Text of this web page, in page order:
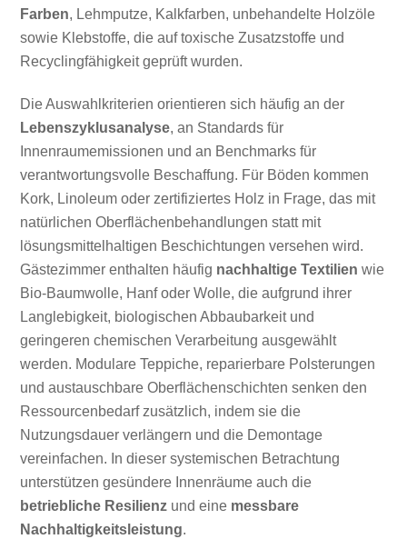
Farben, Lehmputze, Kalkfarben, unbehandelte Holzöle
sowie Klebstoffe, die auf toxische Zusatzstoffe und
Recyclingfähigkeit geprüft wurden.
Die Auswahlkriterien orientieren sich häufig an der
Lebenszyklusanalyse, an Standards für
Innenraumemissionen und an Benchmarks für
verantwortungsvolle Beschaffung. Für Böden kommen
Kork, Linoleum oder zertifiziertes Holz in Frage, das mit
natürlichen Oberflächenbehandlungen statt mit
lösungsmittelhaltigen Beschichtungen versehen wird.
Gästezimmer enthalten häufig nachhaltige Textilien wie
Bio-Baumwolle, Hanf oder Wolle, die aufgrund ihrer
Langlebigkeit, biologischen Abbaubarkeit und
geringeren chemischen Verarbeitung ausgewählt
werden. Modulare Teppiche, reparierbare Polsterungen
und austauschbare Oberflächenschichten senken den
Ressourcenbedarf zusätzlich, indem sie die
Nutzungsdauer verlängern und die Demontage
vereinfachen. In dieser systemischen Betrachtung
unterstützen gesündere Innenräume auch die
betriebliche Resilienz und eine messbare
Nachhaltigkeitsleistung.